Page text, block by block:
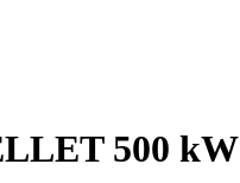
500 kW